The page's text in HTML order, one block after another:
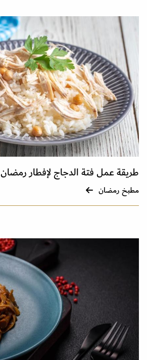
طريقة عمل فتة الدجاج لإفطار رمضان
مطبخ رمضان